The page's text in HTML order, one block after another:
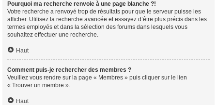
Pourquoi ma recherche renvoie à une page blanche ?!
Votre recherche a renvoyé trop de résultats pour que le serveur puisse les
afficher. Utilisez la recherche avancée et essayez d’être plus précis dans les
termes employés et dans la sélection des forums dans lesquels vous
souhaitez effectuer une recherche.
Haut
Comment puis-je rechercher des membres ?
Veuillez vous rendre sur la page « Membres » puis cliquer sur le lien
« Trouver un membre ».
Haut